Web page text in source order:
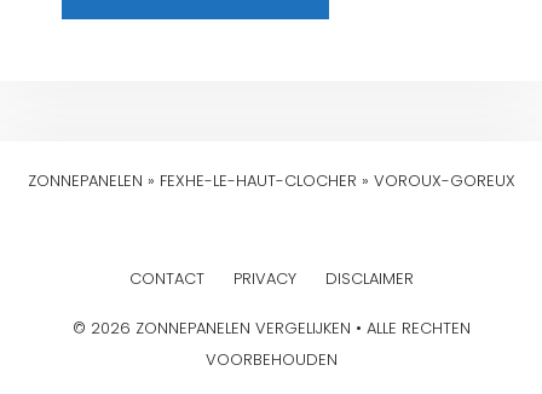
ZONNEPANELEN » FEXHE-LE-HAUT-CLOCHER » VOROUX-GOREUX
CONTACT PRIVACY DISCLAIMER
© 2026 ZONNEPANELEN VERGELIJKEN • ALLE RECHTEN
VOORBEHOUDEN